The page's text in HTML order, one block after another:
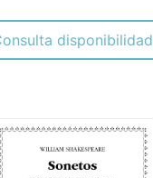
disponibilidad